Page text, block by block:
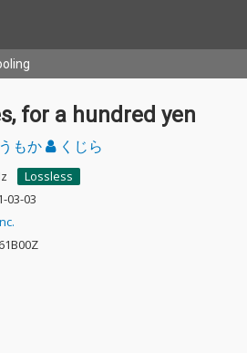
for a hundred yen
もか くじら
Lossless
03-03